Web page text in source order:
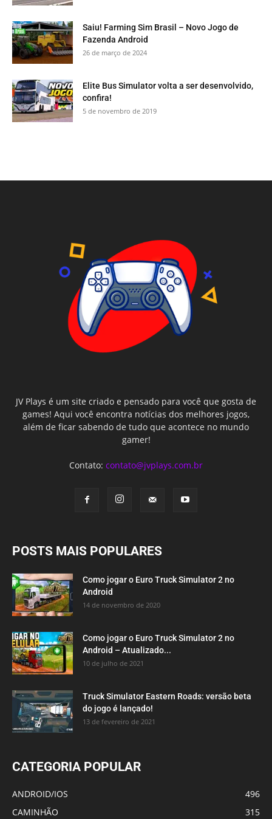
Saiu! Farming Sim Brasil – Novo Jogo de
Fazenda Android
26 de março de 2024
Elite Bus Simulator volta a ser desenvolvido,
confira!
5 de novembro de 2019
JV Plays é um site criado e pensado para você que gosta de
games! Aqui você encontra notícias dos melhores jogos,
além de ficar sabendo de tudo que acontece no mundo
gamer!
Contato: contato@jvplays.com.br
POSTS MAIS POPULARES
Como jogar o Euro Truck Simulator 2 no
Android
14 de novembro de 2020
Como jogar o Euro Truck Simulator 2 no
Android – Atualizado...
10 de julho de 2021
Truck Simulator Eastern Roads: versão beta
do jogo é lançado!
13 de fevereiro de 2021
CATEGORIA POPULAR
ANDROID/IOS
496
CAMINHÃO
315